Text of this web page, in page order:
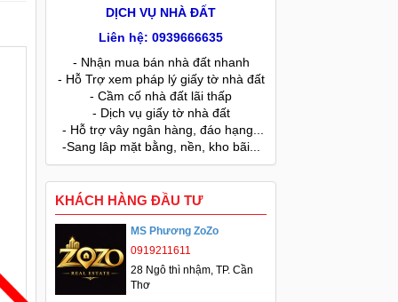
DỊCH VỤ NHÀ ĐẤT
Liên hệ: 0939666635
- Nhận mua bán nhà đất nhanh
- Hỗ Trợ xem pháp lý giấy tờ nhà đất
- Cầm cố nhà đất lãi thấp
- Dịch vụ giấy tờ nhà đất
- Hỗ trợ vây ngân hàng, đáo hạng...
-Sang lâp mặt bằng, nền, kho bãi...
KHÁCH HÀNG ĐẦU TƯ
MS Phương ZoZo
0919211611
28 Ngô thì nhậm, TP. Cần
Thơ